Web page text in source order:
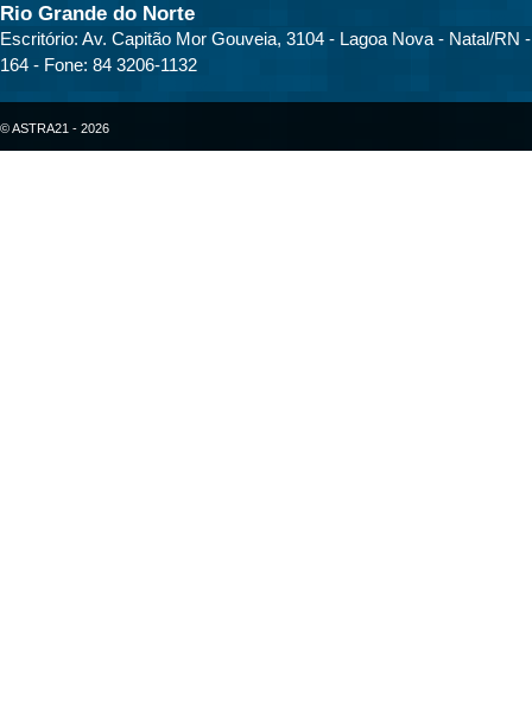
Rio Grande do Norte
Escritório: Av. Capitão Mor Gouveia, 3104 - Lagoa Nova - Natal/RN
164 - Fone: 84 3206-1132
© ASTRA21 - 2026